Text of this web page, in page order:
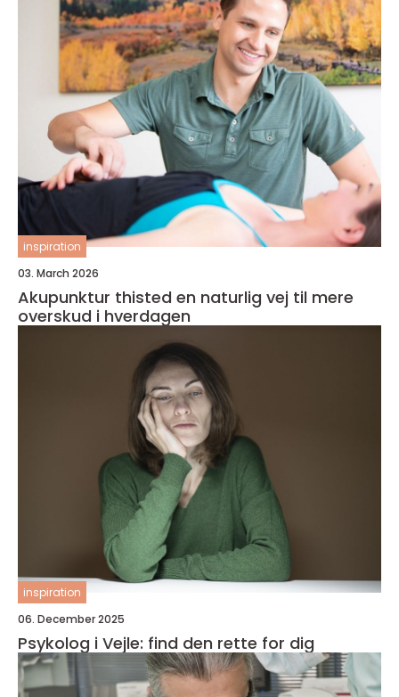
inspiration
03. March 2026
Akupunktur thisted en naturlig vej til mere
overskud i hverdagen
inspiration
06. December 2025
Psykolog i Vejle: find den rette for dig